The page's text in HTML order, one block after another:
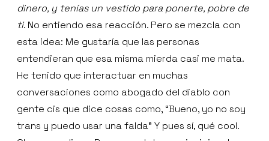
dinero, y tenías un vestido para ponerte, pobre de
ti. No entiendo esa reacción. Pero se mezcla con
esta idea: Me gustaría que las personas
entendieran que esa misma mierda casi me mata.
He tenido que interactuar en muchas
conversaciones como abogado del diablo con
gente cis que dice cosas como, “Bueno, yo no soy
trans y puedo usar una falda” Y pues sí, qué cool.